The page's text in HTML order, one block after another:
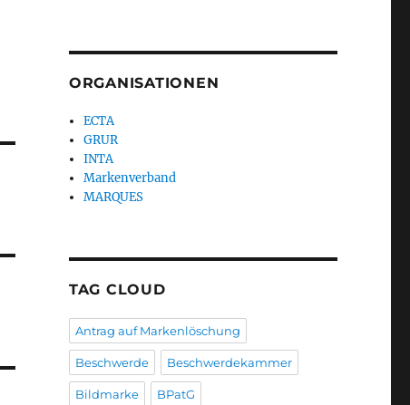
ORGANISATIONEN
ECTA
GRUR
INTA
Markenverband
MARQUES
TAG CLOUD
Antrag auf Markenlöschung
Beschwerde Beschwerdekammer
Bildmarke BPatG